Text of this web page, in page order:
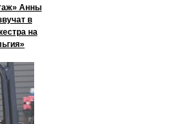
Анны
в
на